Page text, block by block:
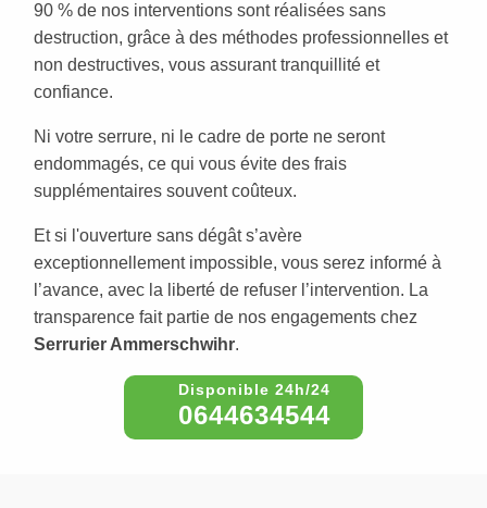
90 % de nos interventions sont réalisées sans
destruction, grâce à des méthodes professionnelles et
non destructives, vous assurant tranquillité et
confiance.
Ni votre serrure, ni le cadre de porte ne seront
endommagés, ce qui vous évite des frais
supplémentaires souvent coûteux.
Et si l'ouverture sans dégât s’avère
exceptionnellement impossible, vous serez informé à
l’avance, avec la liberté de refuser l’intervention. La
transparence fait partie de nos engagements chez
Serrurier Ammerschwihr.
0644634544